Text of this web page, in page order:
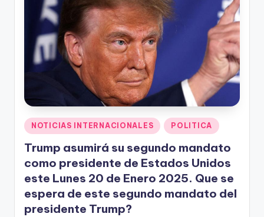
Publicado
en
NOTICIAS INTERNACIONALES POLITICA
Trump asumirá su segundo mandato
como presidente de Estados Unidos
este Lunes 20 de Enero 2025. Que se
espera de este segundo mandato del
presidente Trump?